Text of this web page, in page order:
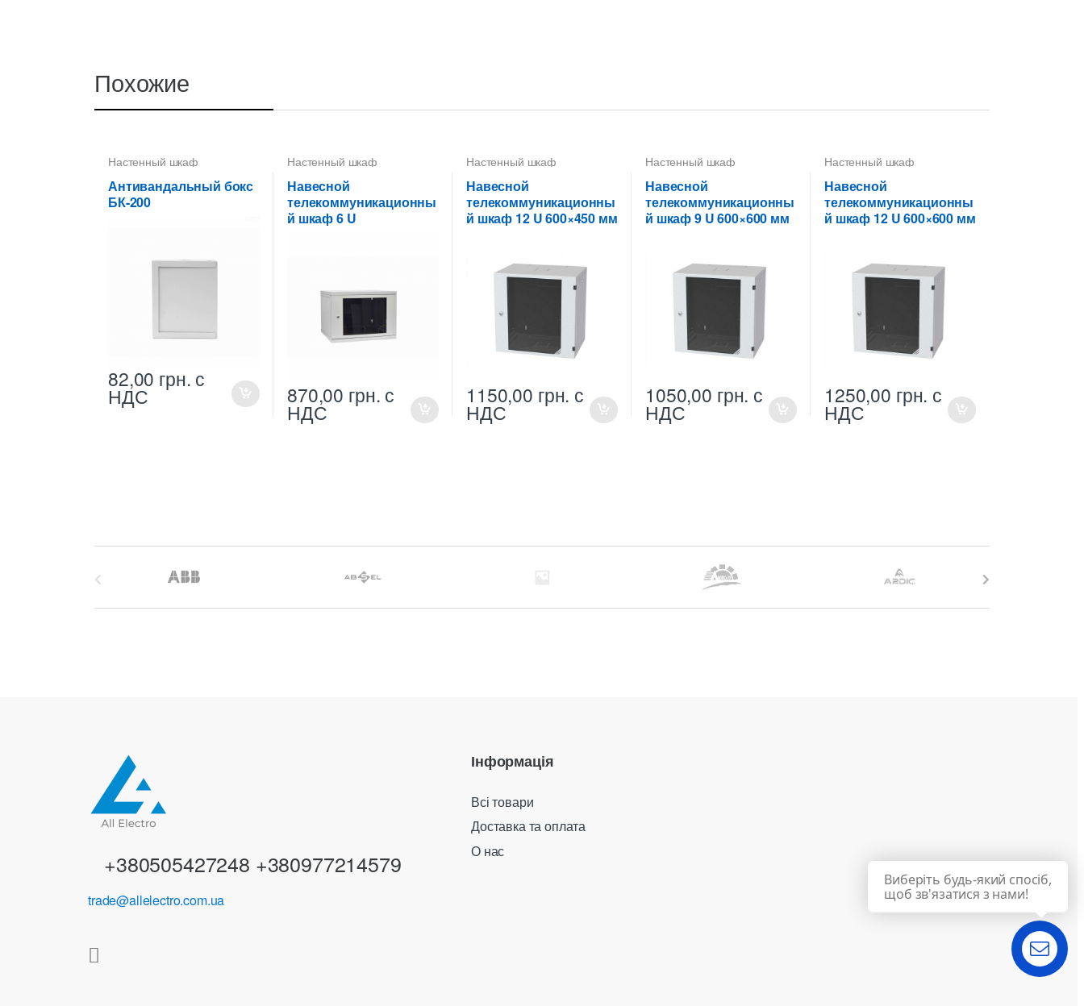
Похожие
Настенный шкаф
Антивандальный бокс
БК-200
82,00 грн. с
НДС
Настенный шкаф
Навесной
телекоммуникационны
й шкаф 6 U
870,00 грн. с
НДС
Настенный шкаф
Навесной
телекоммуникационны
й шкаф 12 U 600×450 мм
1150,00 грн. с
НДС
Настенный шкаф
Навесной
телекоммуникационны
й шкаф 9 U 600×600 мм
1050,00 грн. с
НДС
Настенный шкаф
Навесной
телекоммуникационны
й шкаф 12 U 600×600 мм
1250,00 грн. с
НДС
+380505427248 +380977214579
trade@allelectro.com.ua
Інформація
Всі товари
Доставка та оплата
О нас
Виберіть будь-який спосіб,
щоб зв'язатися з нами!